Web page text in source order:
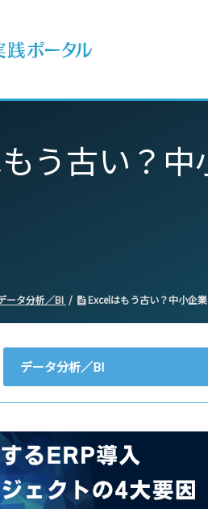
う古い？
ータ分析／BI Excelはもう古い？中小企
データ分析／BI
会計
経営／業績管理
サプライチェーン／生産管理